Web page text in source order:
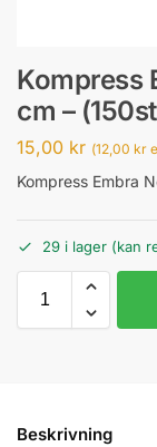
Kompress
cm –
15,00 kr (12,00 kr
Kompress Embra
29 i lager (kan
Beskrivning